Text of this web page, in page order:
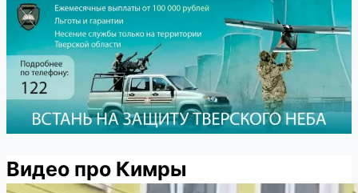
Видео про Кимры